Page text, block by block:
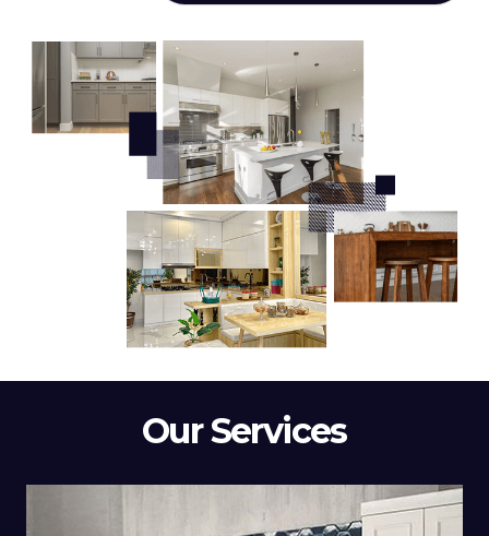
Our Services